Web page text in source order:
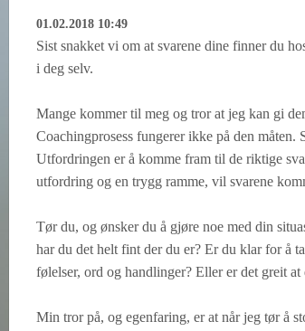
01.02.2018 10:49
Sist snakket vi om at svarene dine finner du
i deg selv.
Mange kommer til meg og tror at jeg kan gi
Coachingprosess fungerer ikke på den måten.
Utfordringen er å komme fram til de riktige
utfordring og en trygg ramme, vil svarene
Tør du, og ønsker du å gjøre noe med din
har du det helt fint der du er? Er du klar for å
følelser, ord og handlinger? Eller er det greit
Min tror på, og egenfaring, er at når jeg tør å